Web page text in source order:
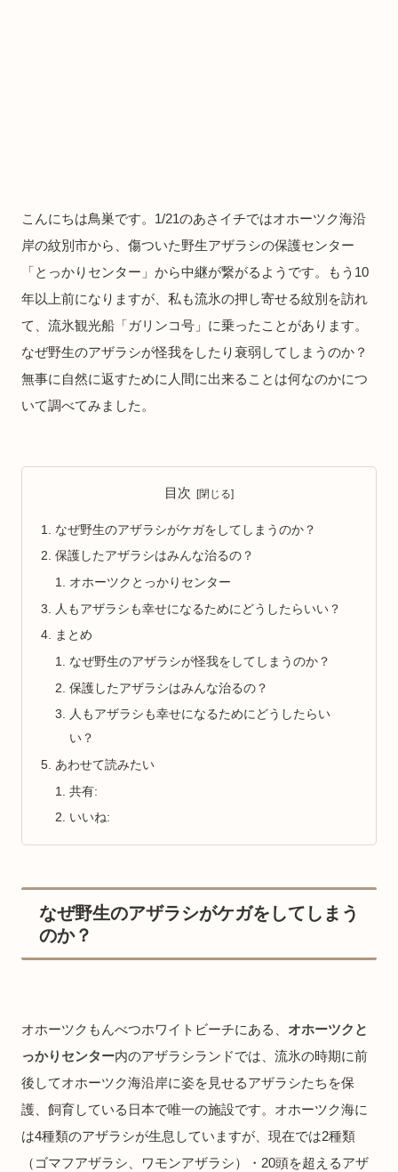
こんにちは鳥巣です。1/21のあさイチではオホーツク海沿
岸の紋別市から、傷ついた野生アザラシの保護センター
「とっかりセンター」から中継が繋がるようです。もう10
年以上前になりますが、私も流氷の押し寄せる紋別を訪れ
て、流氷観光船「ガリンコ号」に乗ったことがあります。
なぜ野生のアザラシが怪我をしたり衰弱してしまうのか？
無事に自然に返すために人間に出来ることは何なのかにつ
いて調べてみました。
目次
なぜ野生のアザラシがケガをしてしまうのか？
保護したアザラシはみんな治るの？
オホーツクとっかりセンター
人もアザラシも幸せになるためにどうしたらいい？
まとめ
なぜ野生のアザラシが怪我をしてしまうのか？
保護したアザラシはみんな治るの？
人もアザラシも幸せになるためにどうしたらい
い？
あわせて読みたい
共有:
いいね:
なぜ野生のアザラシがケガをしてしまう
のか？
オホーツクもんべつホワイトビーチにある、 オホーツクと
っかりセンター内のアザラシランドでは、流氷の時期に前
後してオホーツク海沿岸に姿を見せるアザラシたちを保
護、飼育している日本で唯一の施設です。オホーツク海に
は4種類のアザラシが生息していますが、現在では2種類
（ゴマフアザラシ、ワモンアザラシ）・20頭を超えるアザ